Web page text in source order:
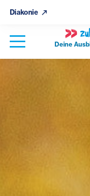
Diakonie
Deine